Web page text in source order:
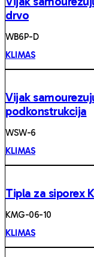
drvo
WB6P-D
KLIMAS
Vijak
podkonstrukcija
WSW-6
KLIMAS
Tipla za siporex
KMG-06-10
KLIMAS